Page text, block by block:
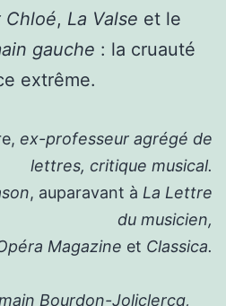
Chloé, La Valse et le
gauche : la cruauté
extrême.
ex-professeur agrégé de
lettres, critique musical.
, auparavant à La Lettre
du musicien,
Magazine et Classica.
Bourdon-Joliclercq,